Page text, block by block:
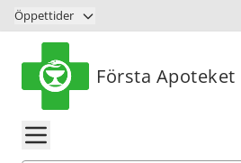
Hoppa till innehåll
Öppettider
Första Apoteket